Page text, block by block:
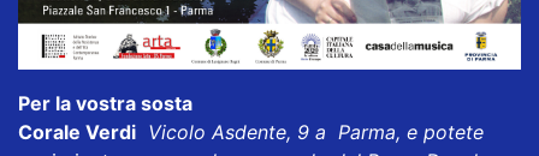
Per la vostra sosta
Corale Verdi Vicolo Asdente, 9 a Parma, e potete